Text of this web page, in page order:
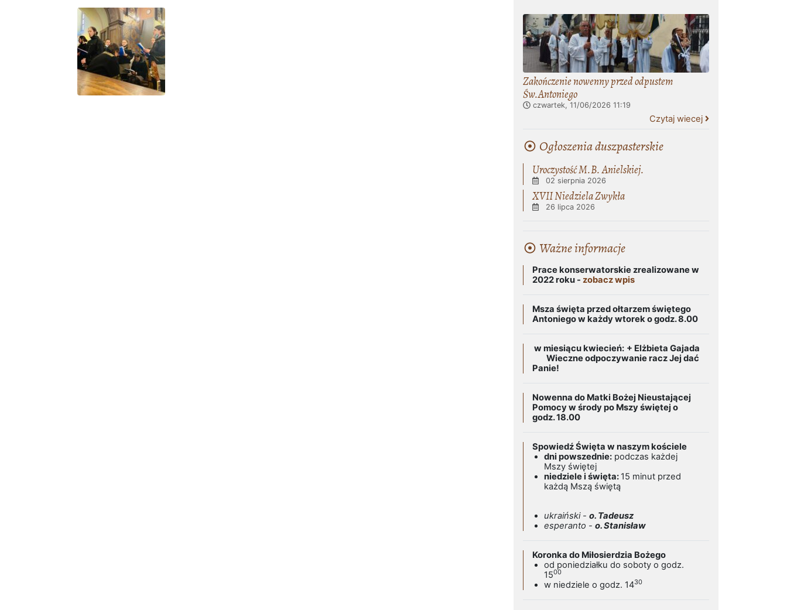
Zakończenie nowenny przed odpustem
Św.Antoniego
czwartek, 11/06/2026 11:19
Czytaj wiecej
Ogłoszenia duszpasterskie
Uroczystość M.B. Anielskiej.
02 sierpnia 2026
XVII Niedziela Zwykła
26 lipca 2026
Ważne informacje
Prace konserwatorskie zrealizowane w
2022 roku - zobacz wpis
Msza święta przed ołtarzem świętego
Antoniego w każdy wtorek o godz. 8.00
w miesiącu kwiecień: + Elżbieta Gajada
Wieczne odpoczywanie racz Jej dać
Panie!
Nowenna do Matki Bożej Nieustającej
Pomocy w środy po Mszy świętej o
godz. 18.00
Spowiedź Święta w naszym kościele
dni powszednie: podczas każdej
Mszy świętej
niedziele i święta: 15 minut przed
każdą Mszą świętą
ukraiński - o. Tadeusz
esperanto - o. Stanisław
Koronka do Miłosierdzia Bożego
od poniedziałku do soboty o godz.
1500
w niedziele o godz. 1430